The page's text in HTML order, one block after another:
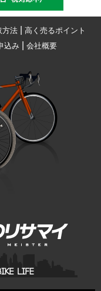
方法| 高く売るポイント
込み| 会社概要